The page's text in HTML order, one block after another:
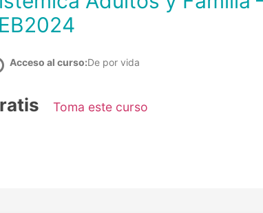
Acceso al curso:De por vida
Toma este curso